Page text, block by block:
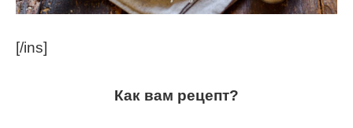
[/ins]
Как вам рецепт?